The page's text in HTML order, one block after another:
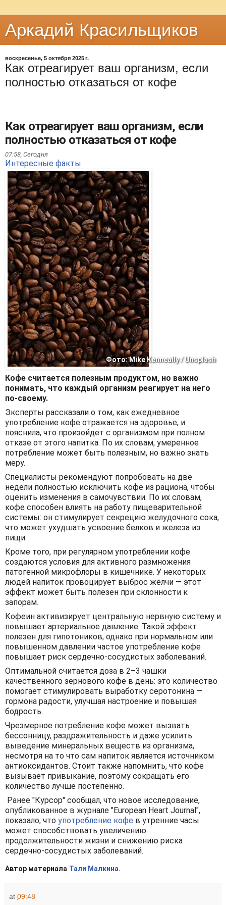
Аркадий Красильщиков
воскресенье, 5 октября 2025 г.
Как отреагирует ваш организм, если
полностью отказаться от кофе
Как отреагирует ваш организм, если
полностью отказаться от кофе
07:58, Сегодня
Интересные факты
Фото: Mike Kenneally / Unsplash
Кофе считается полезным продуктом, но важно
понимать, что каждый организм реагирует на него
по-своему.
Эксперты рассказали о том, как ежедневное
употребление кофе отражается на здоровье, и
пояснила, что произойдет с организмом при полном
отказе от этого напитка. По их словам, умеренное
потребление может быть полезным, но важно знать
меру.
Специалисты рекомендуют попробовать на две
недели полностью исключить кофе из рациона, чтобы
оценить изменения в самочувствии. По их словам,
кофе способен влиять на работу пищеварительной
системы: он стимулирует секрецию желудочного сока,
что может ухудшать усвоение белков и железа из
пищи.
Кроме того, при регулярном употреблении кофе
создаются условия для активного размножения
патогенной микрофлоры в кишечнике. У некоторых
людей напиток провоцирует выброс жёлчи — этот
эффект может быть полезен при склонности к
запорам.
Кофеин активизирует центральную нервную систему и
повышает артериальное давление. Такой эффект
полезен для гипотоников, однако при нормальном или
повышенном давлении частое употребление кофе
повышает риск сердечно-сосудистых заболеваний.
Оптимальной считается доза в 2–3 чашки
качественного зернового кофе в день: это количество
помогает стимулировать выработку серотонина —
гормона радости, улучшая настроение и повышая
бодрость.
Чрезмерное потребление кофе может вызвать
бессонницу, раздражительность и даже усилить
выведение минеральных веществ из организма,
несмотря на то что сам напиток является источником
антиоксидантов. Стоит также напомнить, что кофе
вызывает привыкание, поэтому сокращать его
количество лучше постепенно.
Ранее "Курсор" сообщал, что новое исследование,
опубликованное в журнале "European Heart Journal",
показало, что употребление кофе в утренние часы
может способствовать увеличению
продолжительности жизни и снижению риска
сердечно-сосудистых заболеваний.
Автор материала Тали Малкина.
at 09:48